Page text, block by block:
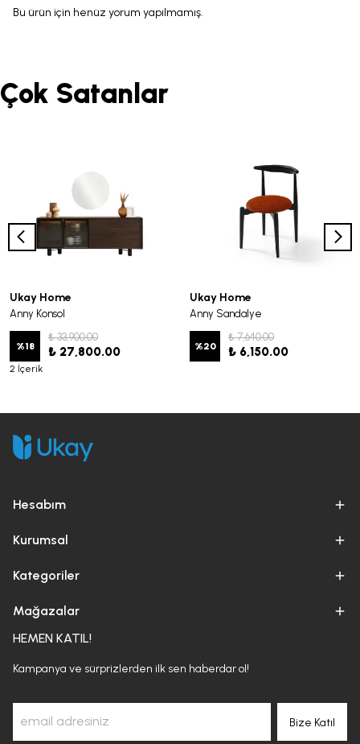
Bu ürün için henüz yorum yapılmamış.
Çok Satanlar
Ukay Home
Anny Konsol
%18
₺ 33,900.00
₺ 27,800.00
2 İçerik
Ukay Home
Anny Sandalye
%20
₺ 7,640.00
₺ 6,150.00
Hesabım
Kurumsal
Kategoriler
Mağazalar
HEMEN KATIL!
Kampanya ve sürprizlerden ilk sen haberdar ol!
Bize Katıl